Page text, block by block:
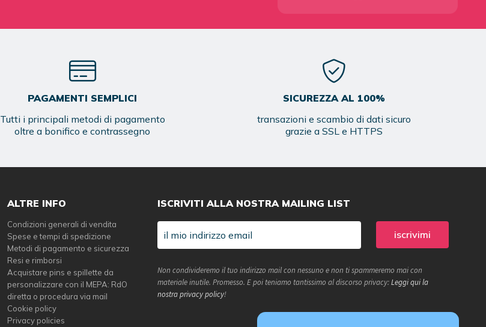
PAGAMENTI SEMPLICI
Tutti i principali metodi di pagamento
oltre a bonifico e contrassegno
SICUREZZA AL 100%
transazioni e scambio di dati sicuro
grazie a SSL e HTTPS
ALTRE INFO
Condizioni generali di vendita
Spese e tempi di spedizione
Metodi di pagamento e sicurezza
Resi e rimborsi
Acquistare pins e spillette da
personalizzare con il MEPA: RdO
diretta o procedura via mail
Cookie policy
Privacy policies
ISCRIVITI ALLA NOSTRA MAILING LIST
Non condivideremo il tuo indirizzo mail con nessuno e non ti spammeremo mai con
materiale inutile. Promesso. E poi teniamo tantissimo al discorso privacy:Leggi qui la
nostra privacy policy!